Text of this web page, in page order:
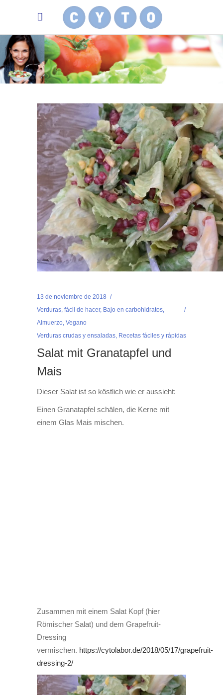
13 de noviembre de 2018
Verduras fácil de hacer, Bajo en carbohidratos
Almuerzo Vegano
Verduras crudas y ensaladas Recetas fáciles y rápidas
Salat mit Granatapfel und
Mais
Dieser Salat ist so köstlich wie er aussieht:
Einen Granatapfel schälen, die Kerne mit
einem Glas Mais mischen.
Zusammen mit einem Salat Kopf (hier
Römischer Salat) und dem Grapefruit-
Dressing
vermischen. https://cytolabor.de/2018/05/17/grapefruit-
dressing-2/